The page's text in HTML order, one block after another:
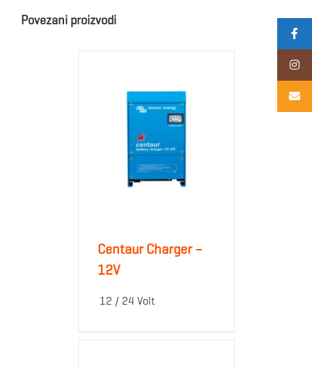
Povezani proizvodi
Centaur Charger –
12V
12 / 24 Volt